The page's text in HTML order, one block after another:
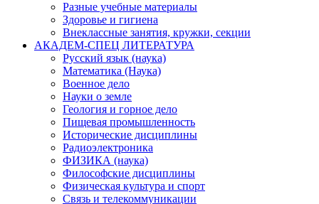
Разные учебные материалы
Здоровье и гигиена
Внеклассные занятия, кружки, секции
АКАДЕМ-СПЕЦ ЛИТЕРАТУРА
Русский язык (наука)
Математика (Наука)
Военное дело
Науки о земле
Геология и горное дело
Пищевая промышленность
Исторические дисциплины
Радиоэлектроника
ФИЗИКА (наука)
Философские дисциплины
Физическая культура и спорт
Связь и телекоммуникации